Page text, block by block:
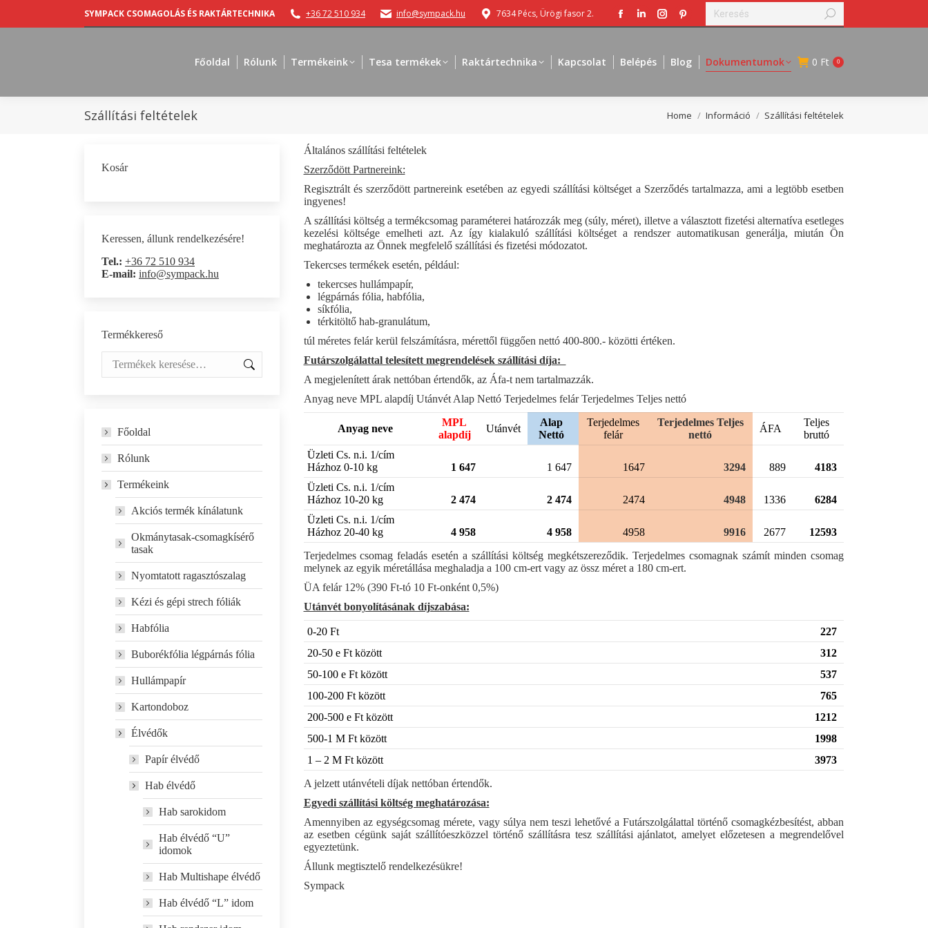
SYMPACK CSOMAGOLÁS ÉS RAKTÁRTECHNIKA +36 72 510 934 info@sympack.hu 7634 Pécs, Ürögi fasor 2.
Facebook
opens
Linkedin
opens
window
Instagram
opens
window
Pinterest
opens
window
Search:
Főoldal Rólunk Termékeink Tesa termékek Raktártechnika Kapcsolat Belépés Blog Dokumentumok 0 Ft 0
Szállítási feltételek You are here:
Home Információ Szállítási feltételek
Általános szállítási feltételek
Szerződött Partnereink:
Regisztrált és szerződött partnereink esetében az egyedi szállítási költséget a Szerződés tartalmazza, ami a legtöbb esetben
ingyenes!
A szállítási költség a termékcsomag paraméterei határozzák meg (súly, méret), illetve a választott fizetési alternatíva esetleges
kezelési költsége emelheti azt. Az így kialakuló szállítási költséget a rendszer automatikusan generálja, miután Ön
meghatározta az Önnek megfelelő szállítási és fizetési módozatot.
Tekercses termékek esetén, például:
tekercses hullámpapír,
légpárnás fólia, habfólia,
síkfólia,
térkitöltő hab-granulátum,
túl méretes felár kerül felszámításra, mérettől függően nettó 400-800.- közötti értéken.
Futárszolgálattal telesített megrendelések szállítási díja:
A megjelenített árak nettóban értendők, az Áfa-t nem tartalmazzák.
Anyag neve MPL alapdíj Utánvét Alap Nettó Terjedelmes felár Terjedelmes Teljes nettó
Anyag neve
MPL
alapdíj
Utánvét
Alap
Nettó
Terjedelmes
felár
Terjedelmes Teljes
nettó
ÁFA
Teljes
bruttó
Üzleti Cs. n.i. 1/cím
Házhoz 0-10 kg
1 647 1 647 1647 3294 889
4183
Üzleti Cs. n.i. 1/cím
Házhoz 10-20 kg
2 474 2 474 2474 4948 1336
6284
Üzleti Cs. n.i. 1/cím
Házhoz 20-40 kg
4 958 4 958 4958 9916 2677
12593
Terjedelmes csomag feladás esetén a szállítási költség megkétszereződik. Terjedelmes csomagnak számít minden csomag
melynek az egyik méretállása meghaladja a 100 cm-ert vagy az össz méret a 180 cm-ert.
ÜA felár 12% (390 Ft-tó 10 Ft-onként 0,5%)
Utánvét bonyolításának díjszabása:
0-20 Ft
227
20-50 e Ft között
312
50-100 e Ft között
537
100-200 Ft között
765
200-500 e Ft között
1212
500-1 M Ft között
1998
1 – 2 M Ft között
3973
A jelzett utánvételi díjak nettóban értendők.
Egyedi szállítási költség meghatározása:
Amennyiben az egységcsomag mérete, vagy súlya nem teszi lehetővé a Futárszolgálattal történő csomagkézbesítést, abban
az esetben cégünk saját szállítóeszközzel történő szállításra tesz szállítási ajánlatot, amelyet előzetesen a megrendelővel
egyeztetünk.
Állunk megtisztelő rendelkezésükre!
Sympack
Kosár
Keressen, állunk rendelkezésére!
Tel.: +36 72 510 934
E-mail: info@sympack.hu
Termékkereső
Főoldal
Rólunk
Termékeink
Akciós termék kínálatunk
Okmánytasak-csomagkísérő
tasak
Nyomtatott ragasztószalag
Kézi és gépi strech fóliák
Habfólia
Buborékfólia légpárnás fólia
Hullámpapír
Kartondoboz
Élvédők
Papír élvédő
Hab élvédő
Hab sarokidom
Hab élvédő “U”
idomok
Hab Multishape élvédő
Hab élvédő “L” idom